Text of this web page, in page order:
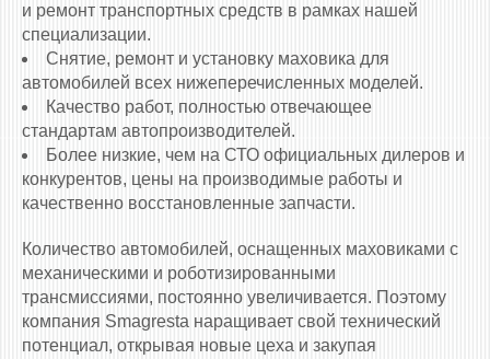
и ремонт транспортных средств в рамках нашей
специализации.
Снятие, ремонт и установку маховика для
автомобилей всех нижеперечисленных моделей.
Качество работ, полностью отвечающее
стандартам автопроизводителей.
Более низкие, чем на СТО официальных дилеров и
конкурентов, цены на производимые работы и
качественно восстановленные запчасти.
Количество автомобилей, оснащенных маховиками c
механическими и роботизированными
трансмиссиями, постоянно увеличивается. Поэтому
компания Smagresta наращивает свой технический
потенциал, открывая новые цеха и закупая